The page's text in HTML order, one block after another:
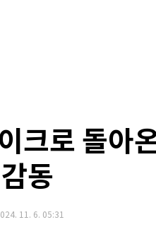
크로 돌아
동
11. 6. 05:31